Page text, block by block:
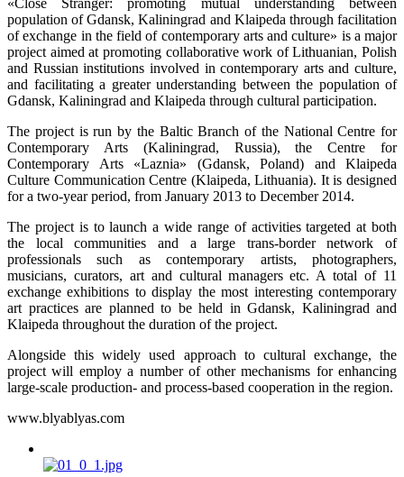
«Close Stranger: promoting mutual understanding between
population of Gdansk, Kaliningrad and Klaipeda through facilitation
of exchange in the field of contemporary arts and culture» is a major
project aimed at promoting collaborative work of Lithuanian, Polish
and Russian institutions involved in contemporary arts and culture,
and facilitating a greater understanding between the population of
Gdansk, Kaliningrad and Klaipeda through cultural participation.
The project is run by the Baltic Branch of the National Centre for
Contemporary Arts (Kaliningrad, Russia), the Centre for
Contemporary Arts «Laznia» (Gdansk, Poland) and Klaipeda
Culture Communication Centre (Klaipeda, Lithuania). It is designed
for a two-year period, from January 2013 to December 2014.
The project is to launch a wide range of activities targeted at both
the local communities and a large trans-border network of
professionals such as contemporary artists, photographers,
musicians, curators, art and cultural managers etc. A total of 11
exchange exhibitions to display the most interesting contemporary
art practices are planned to be held in Gdansk, Kaliningrad and
Klaipeda throughout the duration of the project.
Alongside this widely used approach to cultural exchange, the
project will employ a number of other mechanisms for enhancing
large-scale production- and process-based cooperation in the region.
www.blyablyas.com